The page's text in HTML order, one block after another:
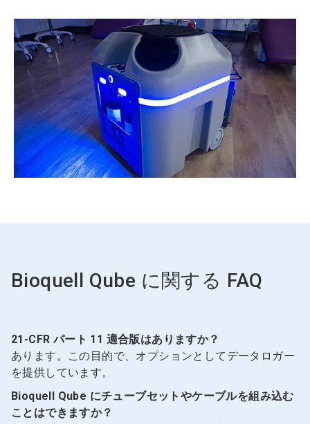
Bioquell Qube に関する FAQ
21-CFR パート 11 適合版はありますか？
あります。この目的で、オプションとしてデータロガー
を提供しています。
Bioquell Qube にチューブセットやケーブルを組み込む
ことはできますか？